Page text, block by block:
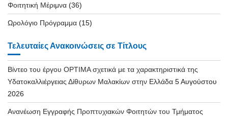
Φοιτητική Μέριμνα (36)
Ωρολόγιο Πρόγραμμα (15)
Τελευταίες Ανακοινώσεις σε Τίτλους
Βίντεο του έργου OPTIMA σχετικά με τα χαρακτηριστικά της
Υδατοκαλλιέργειας Δίθυρων Μαλακίων στην Ελλάδα 5 Αυγούστου
2026
Ανανέωση Εγγραφής Προπτυχιακών Φοιτητών του Τμήματος